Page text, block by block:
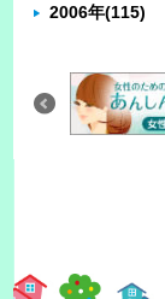
2006年(115)